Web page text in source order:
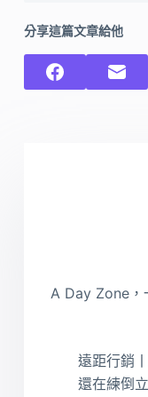
分享這篇文章給他
A Day Zone，
遠距行銷
還在練倒